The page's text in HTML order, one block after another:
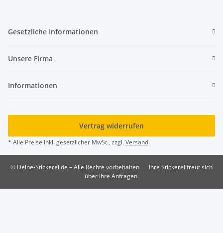
Gesetzliche Informationen
Unsere Firma
Informationen
Vertrag widerrufen
* Alle Preise inkl. gesetzlicher MwSt., zzgl.Versand
© Deine-Stickerei.de – Alle Rechte vorbehalten
Ihre Stickerei freut sich
über Ihre Anfragen.